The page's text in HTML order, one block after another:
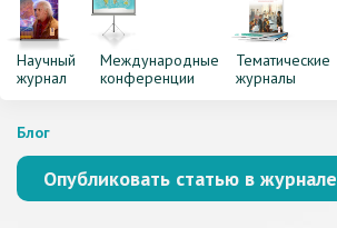
Научный
журнал
Международные
конференции
Тематические
журналы
Блог
Опубликовать статью в журнале